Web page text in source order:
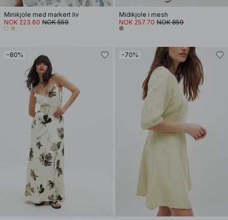
Minikjole med markert liv
NOK 223.60 NOK 559
Midikjole i mesh
NOK 257.70 NOK 859
−80% −70%